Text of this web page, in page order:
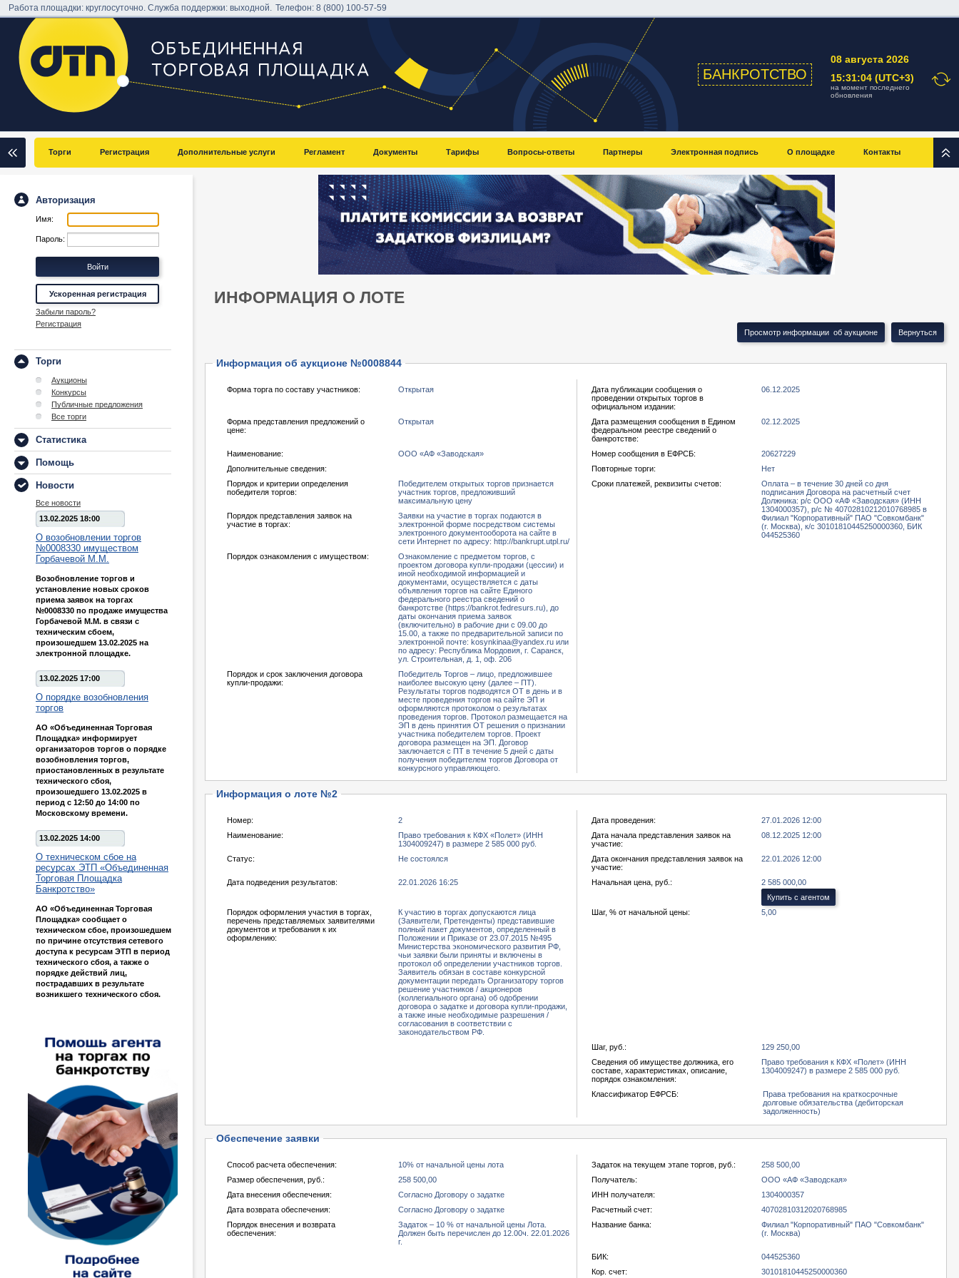
Работа площадки: круглосуточно. Служба поддержки: выходной.Телефон: 8 (800) 100-57-59
БАНКРОТСТВО
08 августа 2026
15:31:04 (UTC+3)
на момент последнего
обновления
Торги Регистрация Дополнительные услуги Регламент Документы Тарифы Вопросы-ответы Партнеры Электронная подпись О площадке Контакты
Авторизация
Имя:
Пароль:
Ускоренная регистрация
Забыли пароль?
Регистрация
Торги
Аукционы
Конкурсы
Публичные предложения
Все торги
Статистика
Помощь
Новости
Все новости
13.02.2025 18:00
О возобновлении торгов
№0008330 имуществом
Горбачевой М.М.
Возобновление торгов и
установление новых сроков
приема заявок на торгах
№0008330 по продаже имущества
Горбачевой М.М. в связи с
техническим сбоем,
произошедшем 13.02.2025 на
электронной площадке.
13.02.2025 17:00
О порядке возобновления
торгов
АО «Объединенная Торговая
Площадка» информирует
организаторов торгов о порядке
возобновления торгов,
приостановленных в результате
технического сбоя,
произошедшего 13.02.2025 в
период с 12:50 до 14:00 по
Московскому времени.
13.02.2025 14:00
О техническом сбое на
ресурсах ЭТП «Объединенная
Торговая Площадка
Банкротство»
АО «Объединенная Торговая
Площадка» сообщает о
техническом сбое, произошедшем
по причине отсутствия сетевого
доступа к ресурсам ЭТП в период
технического сбоя, а также о
порядке действий лиц,
пострадавших в результате
возникшего технического сбоя.
ИНФОРМАЦИЯ О ЛОТЕ
Информация об аукционе №0008844
Форма торга по составу участников: Открытая
Дата публикации сообщения о
проведении открытых торгов в
официальном издании:
06.12.2025
Форма представления предложений о
цене:
Открытая
Дата размещения сообщения в Едином
федеральном реестре сведений о
банкротстве:
02.12.2025
Наименование: ООО «АФ «Заводская» Номер сообщения в ЕФРСБ:
20627229
Дополнительные сведения:
Повторные торги:
Нет
Порядок и критерии определения
победителя торгов:
Победителем открытых торгов признается
участник торгов, предложивший
максимальную цену
Сроки платежей, реквизиты счетов:
Оплата – в течение 30 дней со дня
подписания Договора на расчетный счет
Должника: р/с ООО «АФ «Заводская» (ИНН
1304000357), р/с № 40702810212010768985 в
Филиал "Корпоративный" ПАО "Совкомбанк"
(г. Москва), к/с 30101810445250000360, БИК
044525360
Порядок представления заявок на
участие в торгах:
Заявки на участие в торгах подаются в
электронной форме посредством системы
электронного документооборота на сайте в
сети Интернет по адресу: http://bankrupt.utpl.ru/
Порядок ознакомления с имуществом:
Ознакомление с предметом торгов, с
проектом договора купли-продажи (цессии) и
иной необходимой информацией и
документами, осуществляется с даты
объявления торгов на сайте Единого
федерального реестра сведений о
банкротстве (https://bankrot.​fedresurs.​ru),​ до
даты окончания приема заявок
(включительно) в рабочие дни с 09.00 до
15.00, а также по предварительной записи по
электронной почте: kosynkinaa@yandex.ru или
по адресу: Республика Мордовия, г. Саранск,
ул. Строительная, д. 1, оф. 206
Порядок и срок заключения договора
купли-продажи:
Победитель Торгов – лицо, предложившее
наиболее высокую цену (далее – ПТ).
Результаты торгов подводятся ОТ в день и в
месте проведения торгов на сайте ЭП и
оформляются протоколом о результатах
проведения торгов. Протокол размещается на
ЭП в день принятия ОТ решения о признании
участника победителем торгов. Проект
договора размещен на ЭП. Договор
заключается с ПТ в течение 5 дней с даты
получения победителем торгов Договора от
конкурсного управляющего.
Информация о лоте №2
Номер: 2 Дата проведения:
27.01.2026 12:00
Наименование:
Право требования к КФХ «Полет» (ИНН
1304009247) в размере 2 585 000 руб.
Дата начала представления заявок на
участие:
08.12.2025 12:00
Статус: Не состоялся
Дата окончания представления заявок на
участие:
22.01.2026 12:00
Дата подведения результатов: 22.01.2026 16:25 Начальная цена, руб.:
2 585 000,00
Купить с агентом
Порядок оформления участия в торгах,
перечень представляемых заявителями
документов и требования к их
оформлению:
К участию в торгах допускаются лица
(Заявители, Претенденты) представившие
полный пакет документов, определенный в
Положении и Приказе от 23.07.2015 №495
Министерства экономического развития РФ,
чьи заявки были приняты и включены в
протокол об определении участников торгов.
Заявитель обязан в составе конкурсной
документации передать Организатору торгов
решение участников / акционеров
(коллегиального органа) об одобрении
договора о задатке и договора купли-продажи,
а также иные необходимые разрешения /
согласования в соответствии с
законодательством РФ.
Шаг, % от начальной цены: 5,00
Шаг, руб.:
129 250,00
Сведения об имуществе должника, его
составе, характеристиках, описание,
порядок ознакомления:
Право требования к КФХ «Полет» (ИНН
1304009247) в размере 2 585 000 руб.
Классификатор ЕФРСБ:
Права требования на краткосрочные
долговые обязательства (дебиторская
задолженность)
Обеспечение заявки
Способ расчета обеспечения: 10% от начальной цены лота Задаток на текущем этапе торгов, руб.:
258 500,00
Размер обеспечения, руб.:
258 500,00 Получатель:
ООО «АФ «Заводская»
Дата внесения обеспечения:
Согласно Договору о задатке ИНН получателя:
1304000357
Дата возврата обеспечения:
Согласно Договору о задатке Расчетный счет:
40702810312020768985
Порядок внесения и возврата
обеспечения:
Задаток – 10 % от начальной цены Лота.
Должен быть перечислен до 12.00ч. 22.01.2026
г.
Название банка:
Филиал "Корпоративный" ПАО "Совкомбанк"
(г. Москва)
БИК:
044525360
Кор. счет:
30101810445250000360